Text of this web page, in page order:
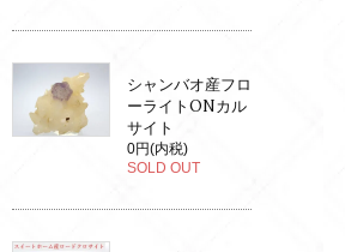
シャンバオ産フロ
ーライトONカル
サイト
0円(内税)
SOLD OUT